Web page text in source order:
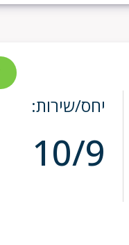
יחס/שירות:
10/9